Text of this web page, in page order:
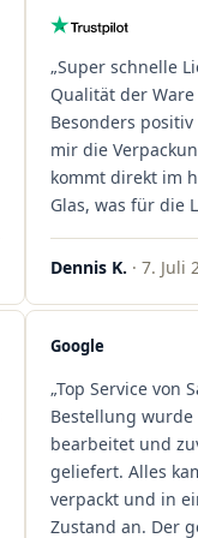
„Super schnelle
Qualität der
Besonders
mir die
kommt direkt im
Glas, was für die
ist. Ich bestelle
wieder!"
Dennis K. · 7. Juli
Google
„Top Service von
Bestellung wurde
bearbeitet und
geliefert. Alles
verpackt und in
Zustand an. Der